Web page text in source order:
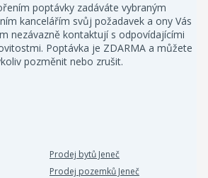
poptávky zadáváte vybraným
kancelářím svůj požadavek a ony Vás
nezávazně kontaktují s odpovídajícími
Poptávka je ZDARMA a můžete
pozměnit nebo zrušit.
Prodej bytů Jeneč
Prodej pozemků Jeneč